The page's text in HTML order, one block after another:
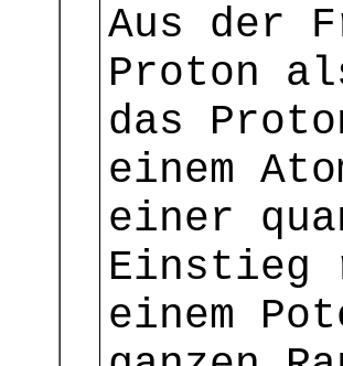
Aus der
Proton
das
einem
einer
Einstieg
einem